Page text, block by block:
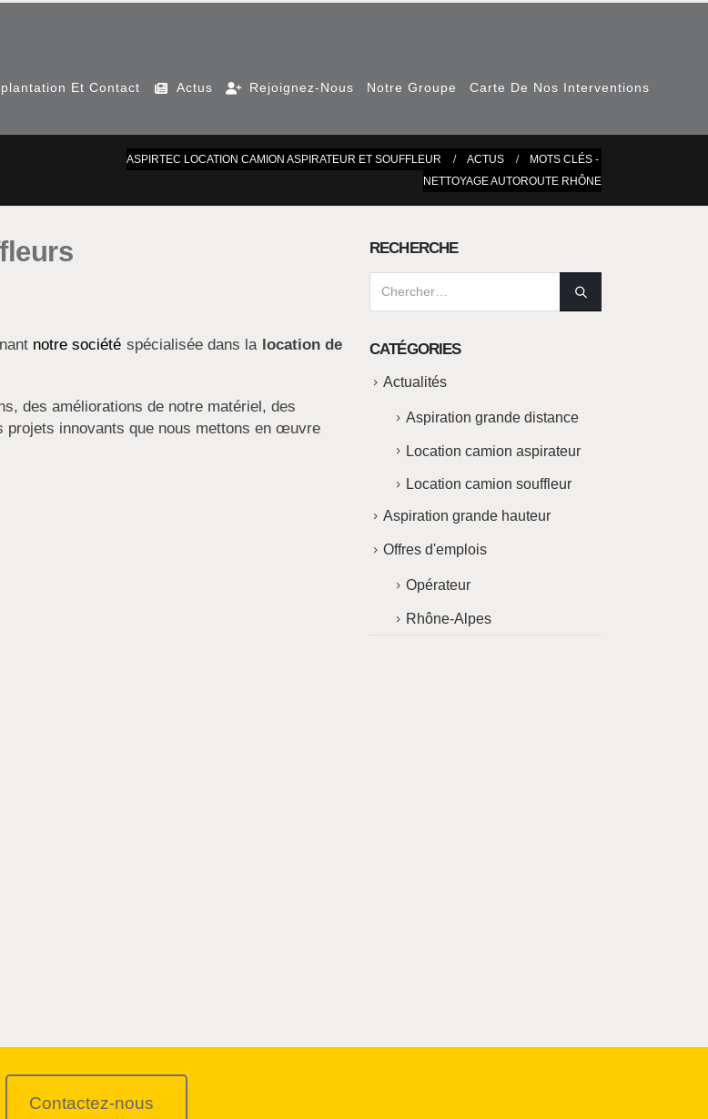
Et Contact Actus Rejoignez-Nous Notre Groupe Carte De Nos Interventions
ASPIRTEC LOCATION CAMION ASPIRATEUR ET SOUFFLEUR ACTUS
MOTS CLÉS -
NETTOYAGE AUTOROUTE RHÔNE
notre société spécialisée dans la location de
des améliorations de notre matériel, des
innovants que nous mettons en œuvre
RECHERCHE
CATÉGORIES
Actualités
Aspiration grande distance
Location camion aspirateur
Location camion souffleur
Aspiration grande hauteur
Offres d'emplois
Opérateur
Rhône-Alpes
Contactez-nous